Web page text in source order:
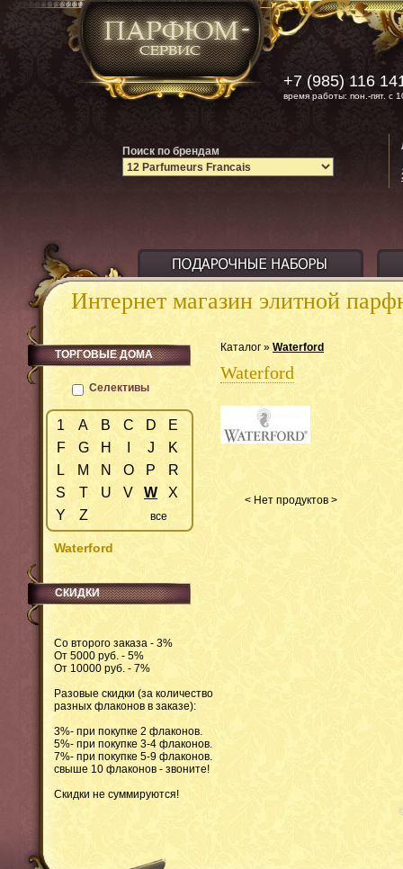
Интернет магазин элитной
Каталог » Waterford
Waterford
< Нет продуктов >
ТОРГОВЫЕ ДОМА
Селективы
1 A B C D
E
F
G H J
K
L
M N O P
R
S
T U V W
X
Y
Z все
Waterford
СКИДКИ
Со второго заказа - 3%
От 5000 руб. - 5%
От 10000 руб. - 7%
Разовые скидки (за количество
разных флаконов в заказе):
3%- при покупке 2 флаконов.
5%- при покупке 3-4 флаконов.
7%- при покупке 5-9 флаконов.
свыше 10 флаконов - звоните!
Скидки не суммируются!
+7 (985) 116
время работы: пон.-пят. с
Поиск по брендам